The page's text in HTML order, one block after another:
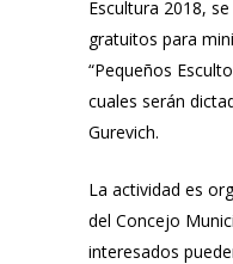
Escultura 2018,
gratuitos para
“Pequeños
cuales serán
Gurevich.
La actividad es
del Concejo
interesados